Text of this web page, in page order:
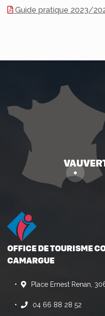
Guide pratique 2023/
OFFICE DE TOURISME
CAMARGUE
Place Ernest Renan,
04 66 88 28 52